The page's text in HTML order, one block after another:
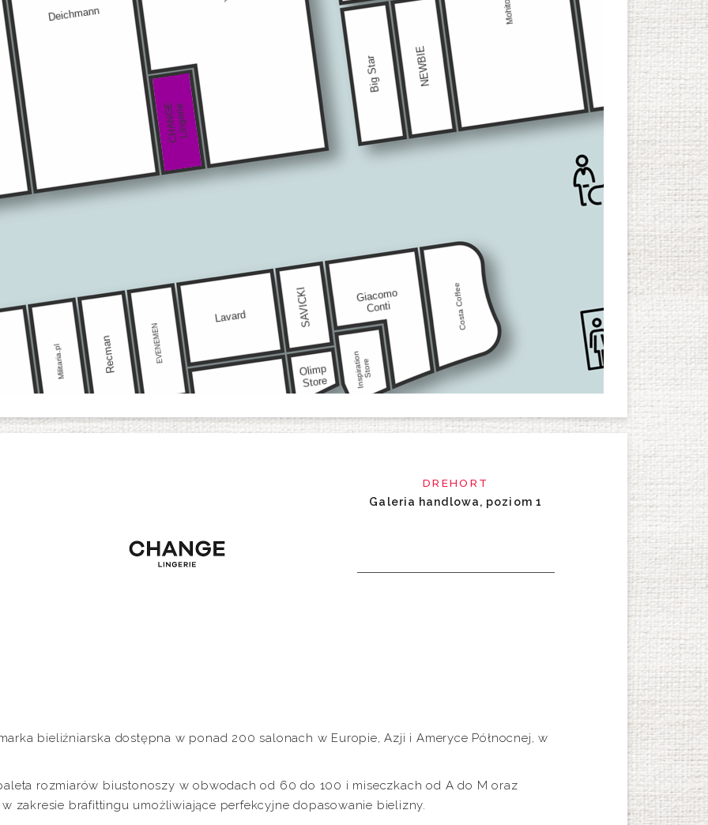
DREHORT
Galeria handlowa, poziom 1
bieliźniarska dostępna w ponad 200 salonach w Europie, Azji i Ameryce Północnej, w
rozmiarów biustonoszy w obwodach od 60 do 100 i miseczkach od A do M oraz
zakresie brafittingu umożliwiające perfekcyjne dopasowanie bielizny.